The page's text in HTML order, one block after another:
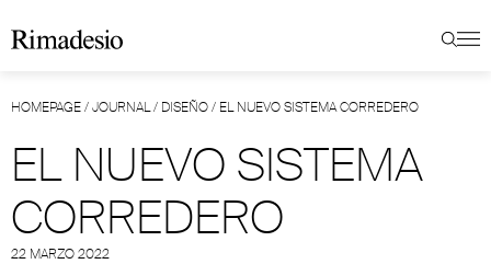
HOMEPAGE/JOURNAL/ DISEÑO/ EL NUEVO SISTEMA CORREDERO
EL NUEVO SISTEMA
CORREDERO
22 MARZO 2022